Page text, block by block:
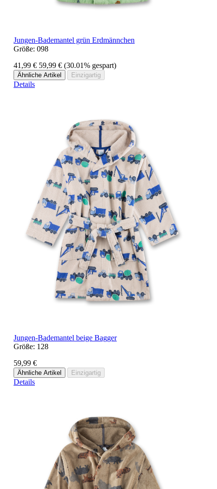
Jungen-Bademantel grün Erdmännchen
Größe: 098
41,99 € 59,99 € (30.01% gespart)
Ähnliche Artikel Einzigartig
Details
Jungen-Bademantel beige Bagger
Größe: 128
59,99 €
Ähnliche Artikel Einzigartig
Details